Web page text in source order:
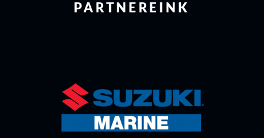
PARTNEREINK